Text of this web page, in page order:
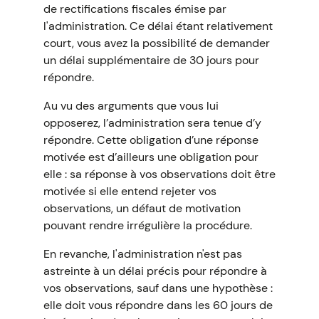
de rectifications fiscales émise par
l'administration. Ce délai étant relativement
court, vous avez la possibilité de demander
un délai supplémentaire de 30 jours pour
répondre.
Au vu des arguments que vous lui
opposerez, l’administration sera tenue d’y
répondre. Cette obligation d’une réponse
motivée est d’ailleurs une obligation pour
elle : sa réponse à vos observations doit être
motivée si elle entend rejeter vos
observations, un défaut de motivation
pouvant rendre irrégulière la procédure.
En revanche, l'administration n'est pas
astreinte à un délai précis pour répondre à
vos observations, sauf dans une hypothèse :
elle doit vous répondre dans les 60 jours de